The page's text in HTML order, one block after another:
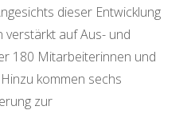
dieser Entwicklung
verstärkt auf Aus- und
180 Mitarbeiterinnen und
kommen sechs
zur